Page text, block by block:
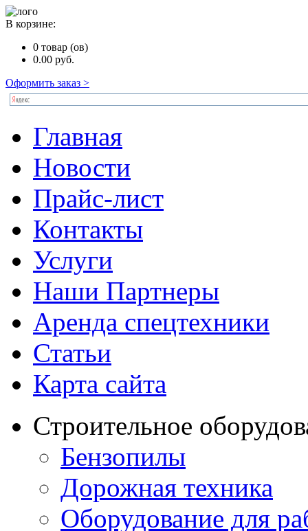
В корзине:
0 товар (ов)
0.00 руб.
Оформить заказ >
Главная
Новости
Прайс-лист
Контакты
Услуги
Наши Партнеры
Аренда спецтехники
Статьи
Карта сайта
Строительное
Бензопилы
Дорожная техника
Оборудование для